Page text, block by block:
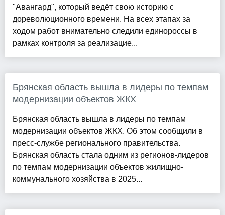
"Авангард", который ведёт свою историю с
дореволюционного времени. На всех этапах за
ходом работ внимательно следили единороссы в
рамках контроля за реализацие...
Брянская область вышла в лидеры по темпам
модернизации объектов ЖКХ
Брянская область вышла в лидеры по темпам
модернизации объектов ЖКХ. Об этом сообщили в
пресс-службе регионального правительства.
Брянская область стала одним из регионов-лидеров
по темпам модернизации объектов жилищно-
коммунального хозяйства в 2025...